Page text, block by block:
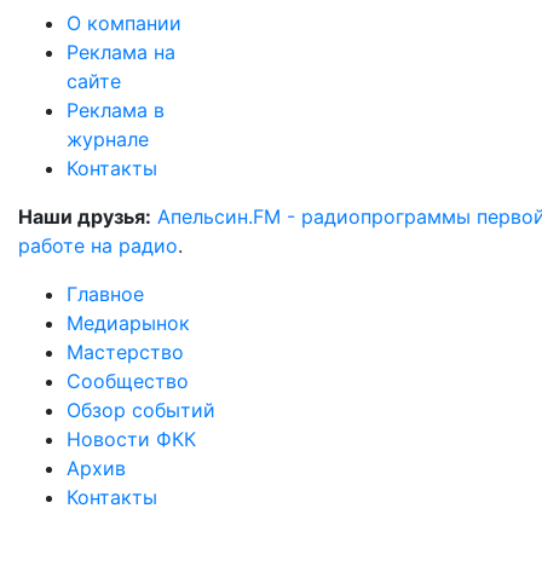
О компании
Реклама на
сайте
Реклама в
журнале
Контакты
Наши друзья: Апельсин.FM - радиопрограммы
работе на радио.
Главное
Медиарынок
Мастерство
Сообщество
Обзор событий
Новости ФКК
Архив
Контакты